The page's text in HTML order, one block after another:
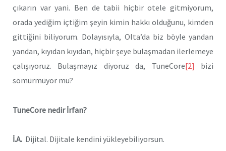
çıkarın var yani. Ben de tabii hiçbir otele gitmiyorum,
orada yediğim içtiğim şeyin kimin hakkı olduğunu, kimden
gittiğini biliyorum. Dolayısıyla, Olta’da biz böyle yandan
yandan, kıyıdan kıyıdan, hiçbir şeye bulaşmadan ilerlemeye
çalışıyoruz. Bulaşmayız diyoruz da, TuneCore[2] bizi
sömürmüyor mu?
TuneCore nedir İrfan?
İ.A. Dijital. Dijitale kendini yükleyebiliyorsun.